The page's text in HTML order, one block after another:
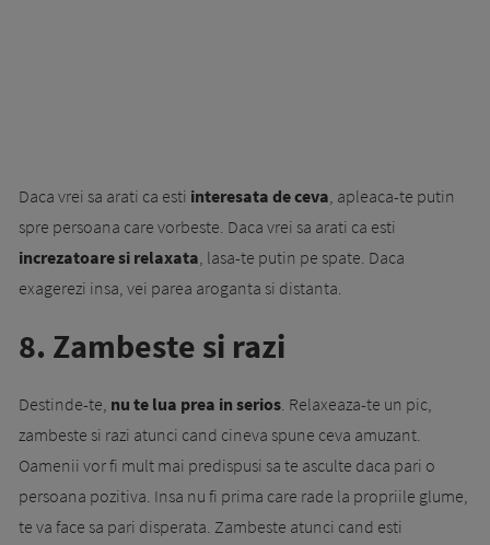
Daca vrei sa arati ca esti interesata de ceva, apleaca-te putin
spre persoana care vorbeste. Daca vrei sa arati ca esti
increzatoare si relaxata, lasa-te putin pe spate. Daca
exagerezi insa, vei parea aroganta si distanta.
8. Zambeste si razi
Destinde-te, nu te lua prea in serios. Relaxeaza-te un pic,
zambeste si razi atunci cand cineva spune ceva amuzant.
Oamenii vor fi mult mai predispusi sa te asculte daca pari o
persoana pozitiva. Insa nu fi prima care rade la propriile glume,
te va face sa pari disperata. Zambeste atunci cand esti